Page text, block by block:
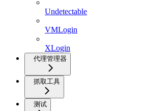
Undetectable
VMLogin
XLogin
代理管理器
抓取工具
测试